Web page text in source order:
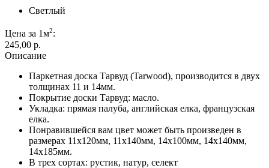
Светлый
Цена за 1м2:
245,00 p.
Описание
Паркетная доска Тарвуд (Tarwood), производится в двух
толщинах 11 и 14мм.
Покрытие доски Тарвуд: масло.
Укладка: прямая палуба, английская елка, французская
елка.
Понравившейся вам цвет может быть произведен в
размерах 11х120мм, 11х140мм, 14х100мм, 14х140мм,
14х185мм.
В трех сортах: рустик, натур, селект